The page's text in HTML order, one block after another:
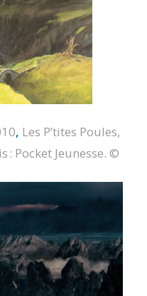
, Les P’tites Poules,
: Pocket Jeunesse. ©